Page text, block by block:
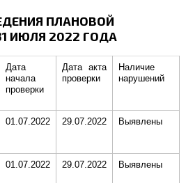
ПЛАНОВОЙ
ИЮЛЯ 2022 ГОДА
Дата
начала
проверки
Дата акта
проверки
Наличие
нарушений
01.07.2022 29.07.2022 Выявлены
01.07.2022 29.07.2022 Выявлены